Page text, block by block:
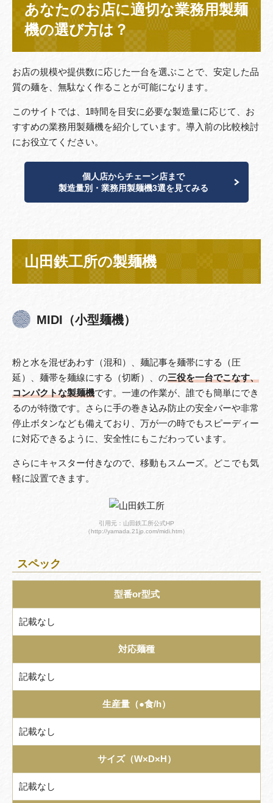
あなたのお店に適切な業務用製麺
機の選び方は？
お店の規模や提供数に応じた一台を選ぶことで、安定した品
質の麺を、無駄なく作ることが可能になります。
このサイトでは、1時間を目安に必要な製造量に応じて、お
すすめの業務用製麺機を紹介しています。導入前の比較検討
にお役立てください。
個人店からチェーン店まで
製造量別・業務用製麺機3選を見てみる
山田鉄工所の製麺機
MIDI（小型麺機）
粉と水を混ぜあわす（混和）、麺記事を麺帯にする（圧
延）、麺帯を麺線にする（切断）、の三役を一台でこなす、
コンパクトな製麺機です。一連の作業が、誰でも簡単にでき
るのが特徴です。さらに手の巻き込み防止の安全バーや非常
停止ボタンなども備えており、万が一の時でもスピーディー
に対応できるように、安全性にもこだわっています。
さらにキャスター付きなので、移動もスムーズ。どこでも気
軽に設置できます。
引用元：山田鉄工所公式HP
（http://yamada.21jp.com/midi.htm）
スペック
型番or型式
記載なし
対応麺種
記載なし
生産量（●食/h）
記載なし
サイズ（W×D×H）
記載なし